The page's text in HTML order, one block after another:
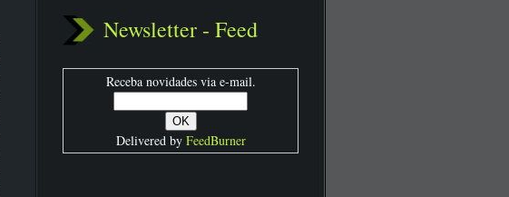
Newsletter - Feed
Receba novidades via e-mail.
Delivered by FeedBurner